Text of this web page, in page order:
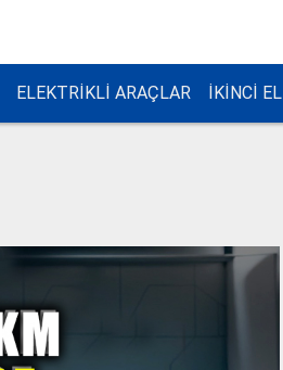
ELEKTRİKLİ ARAÇLAR İKİNCİ EL